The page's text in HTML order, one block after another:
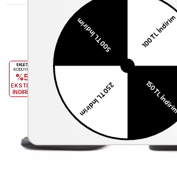
Benzer Ürünler
EKLE5
KODUYLA
%5
EKSTRA
İNDİRİM